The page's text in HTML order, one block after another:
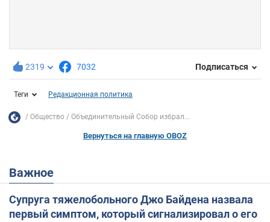
2319 7032 Подписаться
Теги Редакционная политика
Общество Объединительный Собор избрал...
Вернуться на главную OBOZ
Важное
Супруга тяжелобольного Джо Байдена назвала
первый симптом, который сигнализировал о его